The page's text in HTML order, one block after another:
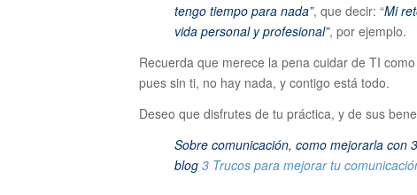
tengo tiempo para nada”, que decir: “Mi
vida personal y profesional”, por ejemplo.
Recuerda que merece la pena cuidar de TI
pues sin ti, no hay nada, y contigo está todo.
Deseo que disfrutes de tu práctica, y de sus
Sobre comunicación, como mejorarla con
blog 3 Trucos para mejorar tu